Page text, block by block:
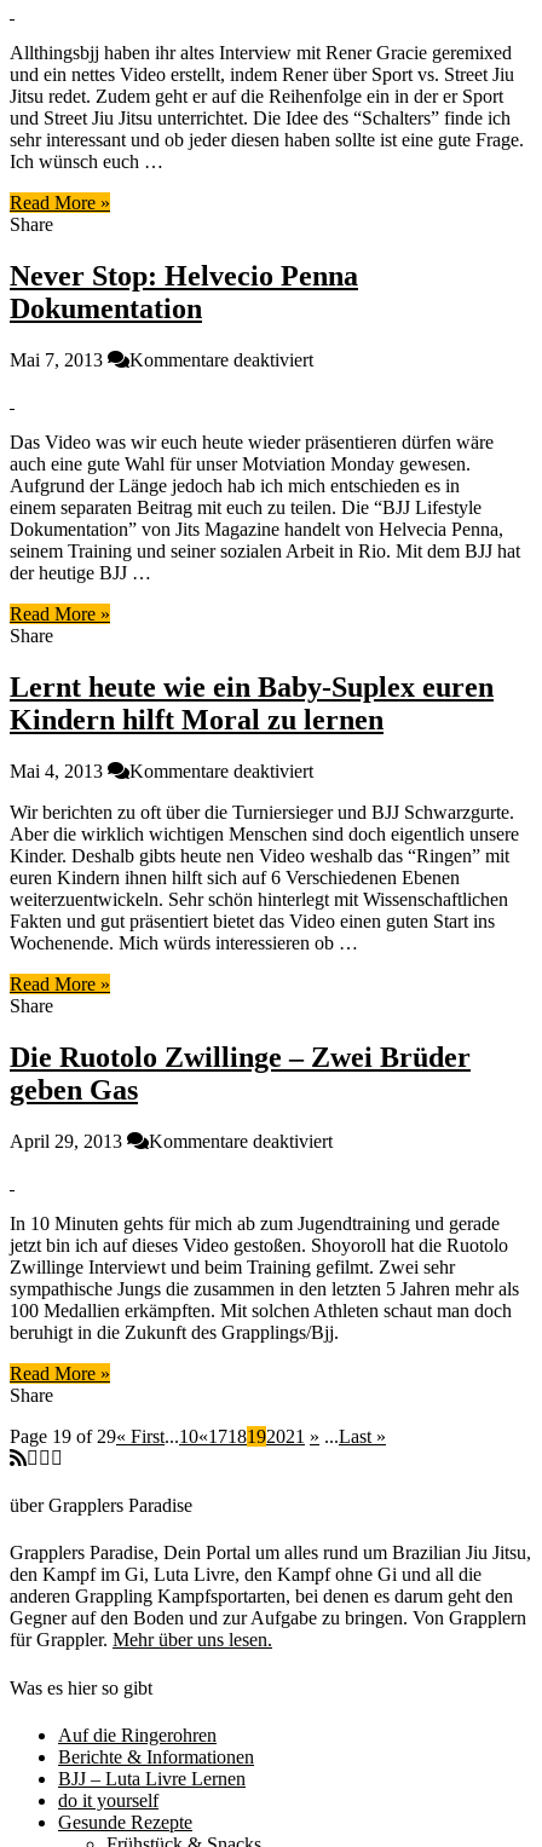
“The
Switch”
?
Allthingsbjj haben ihr altes Interview mit Rener Gracie geremixed
und ein nettes Video erstellt, indem Rener über Sport vs. Street Jiu
Jitsu redet. Zudem geht er auf die Reihenfolge ein in der er Sport
und Street Jiu Jitsu unterrichtet. Die Idee des “Schalters” finde ich
sehr interessant und ob jeder diesen haben sollte ist eine gute Frage.
Ich wünsch euch …
Read More »
Share
Never Stop: Helvecio Penna
Dokumentation
Mai 7, 2013 Kommentare deaktiviertfür
Penna
Dokumentation
Das Video was wir euch heute wieder präsentieren dürfen wäre
auch eine gute Wahl für unser Motviation Monday gewesen.
Aufgrund der Länge jedoch hab ich mich entschieden es in
einem separaten Beitrag mit euch zu teilen. Die “BJJ Lifestyle
Dokumentation” von Jits Magazine handelt von Helvecia Penna,
seinem Training und seiner sozialen Arbeit in Rio. Mit dem BJJ hat
der heutige BJJ …
Read More »
Share
Lernt heute wie ein Baby-Suplex euren
Kindern hilft Moral zu lernen
Mai 4, 2013 Kommentare deaktiviertfür
heute
wie
ein
Baby-
Suplex
euren
Kindern
Wir berichten zu oft über die Turniersieger und BJJ Schwarzgurte.
Aber die wirklich wichtigen Menschen sind doch eigentlich unsere
Kinder. Deshalb gibts heute nen Video weshalb das “Ringen” mit
euren Kindern ihnen hilft sich auf 6 Verschiedenen Ebenen
weiterzuentwickeln. Sehr schön hinterlegt mit Wissenschaftlichen
Fakten und gut präsentiert bietet das Video einen guten Start ins
Wochenende. Mich würds interessieren ob …
Read More »
Share
Die Ruotolo Zwillinge – Zwei Brüder
geben Gas
April 29, 2013 Kommentare deaktiviertfür
–
Zwei
Brüder
geben
Gas
In 10 Minuten gehts für mich ab zum Jugendtraining und gerade
jetzt bin ich auf dieses Video gestoßen. Shoyoroll hat die Ruotolo
Zwillinge Interviewt und beim Training gefilmt. Zwei sehr
sympathische Jungs die zusammen in den letzten 5 Jahren mehr als
100 Medallien erkämpften. Mit solchen Athleten schaut man doch
beruhigt in die Zukunft des Grapplings/Bjj.
Read More »
Share
Page 19 of 29« First...10«1718192021 » ...Last »
über Grapplers Paradise
Grapplers Paradise, Dein Portal um alles rund um Brazilian Jiu Jitsu,
den Kampf im Gi, Luta Livre, den Kampf ohne Gi und all die
anderen Grappling Kampfsportarten, bei denen es darum geht den
Gegner auf den Boden und zur Aufgabe zu bringen. Von Grapplern
für Grappler. Mehr über uns lesen.
Was es hier so gibt
Auf die Ringerohren
Berichte & Informationen
BJJ – Luta Livre Lernen
do it yourself
Gesunde Rezepte